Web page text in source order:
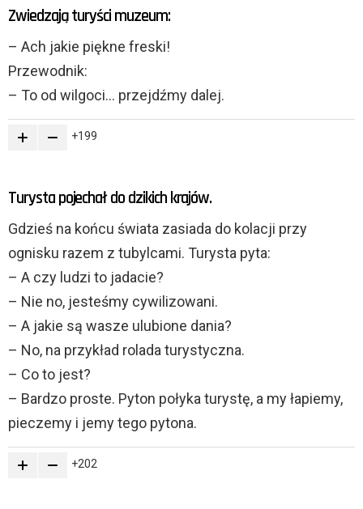
Zwiedzają turyści muzeum:
– Ach jakie piękne freski!
Przewodnik:
– To od wilgoci… przejdźmy dalej.
199
Turysta pojechał do dzikich krajów.
Gdzieś na końcu świata zasiada do kolacji przy
ognisku razem z tubylcami. Turysta pyta:
– A czy ludzi to jadacie?
– Nie no, jesteśmy cywilizowani.
– A jakie są wasze ulubione dania?
– No, na przykład rolada turystyczna.
– Co to jest?
– Bardzo proste. Pyton połyka turystę, a my łapiemy,
pieczemy i jemy tego pytona.
202